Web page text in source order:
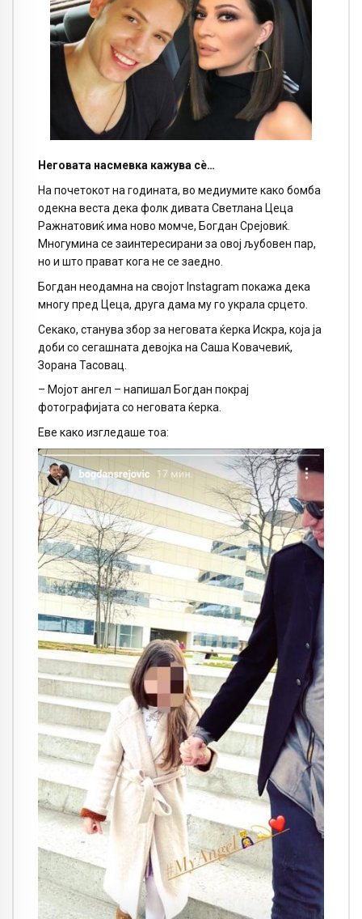
Неговата насмевка кажува сè…
На почетокот на годината, во медиумите како бомба
одекна веста дека фолк дивата Светлана Цеца
Ражнатовиќ има ново момче, Богдан Срејовиќ.
Многумина се заинтересирани за овој љубовен пар,
но и што прават кога не се заедно.
Богдан неодамна на својот Instagram покажа дека
многу пред Цеца, друга дама му го украла срцето.
Секако, станува збор за неговата ќерка Искра, која ја
доби со сегашната девојка на Саша Ковачевиќ,
Зорана Тасовац.
– Мојот ангел – напишал Богдан покрај
фотографијата со неговата ќерка.
Еве како изгледаше тоа: